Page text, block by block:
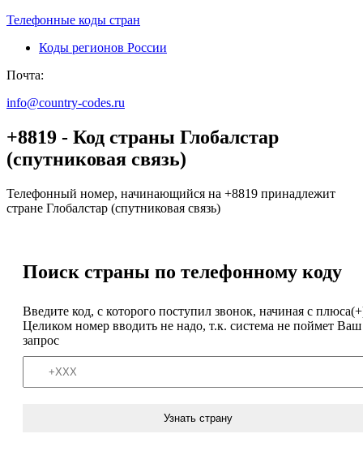
Телефонные коды стран
Коды регионов России
Почта:
info@country-codes.ru
+8819 - Код страны Глобалстар
(спутниковая связь)
Телефонный номер, начинающийся на +8819 принадлежит
стране Глобалстар (спутниковая связь)
Поиск страны по телефонному коду
Введите код, с которого поступил звонок, начиная с
Целиком номер вводить не надо, т.к. система не поймет Ваш
запрос
Узнать страну